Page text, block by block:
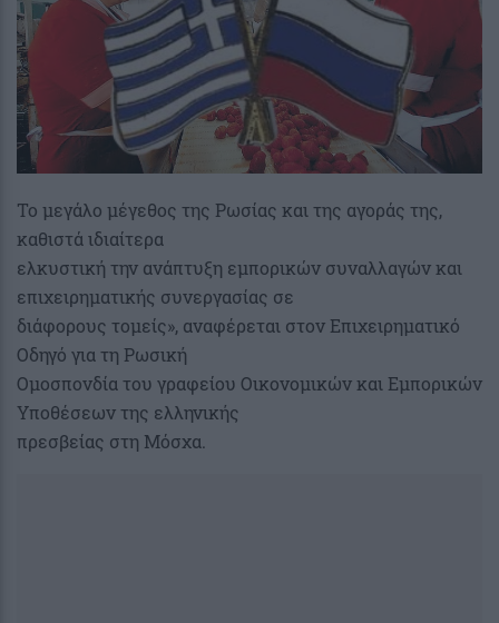
Το μεγάλο μέγεθος της Ρωσίας και της αγοράς της,
καθιστά ιδιαίτερα
ελκυστική την ανάπτυξη εμπορικών συναλλαγών και
επιχειρηματικής συνεργασίας σε
διάφορους τομείς», αναφέρεται στον Επιχειρηματικό
Οδηγό για τη Ρωσική
Ομοσπονδία του γραφείου Οικονομικών και Εμπορικών
Υποθέσεων της ελληνικής
πρεσβείας στη Μόσχα.